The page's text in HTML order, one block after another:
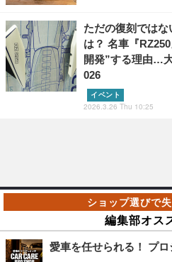
ただの復刻では
は？ 名車『
開発”する理由…
026
イベント
2026.3.26 Thu 10:25
編集部オス
愛車を任せられる！ プ